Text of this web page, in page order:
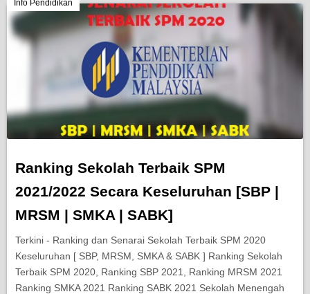
Kerjaya
Pendidikan
Info Pendidikan
Ranking Sekolah Terbaik SPM
2021/2022 Secara Keseluruhan [SBP |
MRSM | SMKA | SABK]
Terkini - Ranking dan Senarai Sekolah Terbaik SPM 2020
Keseluruhan [ SBP, MRSM, SMKA & SABK ] Ranking Sekolah
Terbaik SPM 2020, Ranking SBP 2021, Ranking MRSM 2021
Ranking SMKA 2021 Ranking SABK 2021 Sekolah Menengah